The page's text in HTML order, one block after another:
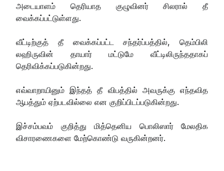
அடையாளம் தெரியாத குழுவினர் சிலரால் தீ
வைக்கப்பட்டுள்ளது.
வீட்டிற்குத் தீ வைக்கப்பட்ட சந்தர்ப்பத்தில், தெம்பிலி
லஹிருவின் தாயார் மட்டுமே வீட்டிலிருந்ததாகப்
தெரிவிக்கப்படுகின்றது.
எவ்வாறாயினும் இந்தத் தீ விபத்தில் அவருக்கு எந்தவித
ஆபத்தும் ஏற்படவில்லை என குறிப்பிடப்படுகின்றது.
இச்சம்பவம் குறித்து மித்தெனிய பொலிஸார் மேலதிக
விசாரணைகளை மேற்கொண்டு வருகின்றனர்.